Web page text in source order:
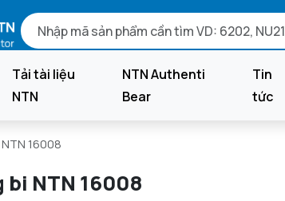
Tải tài liệu
NTN
NTN Authenti
Bear
Tin
tức
16008
bi NTN 16008